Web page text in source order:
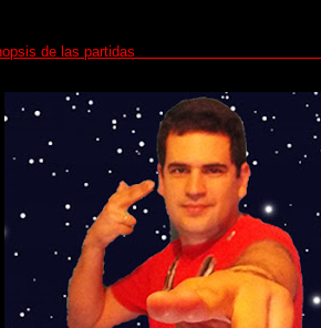
de